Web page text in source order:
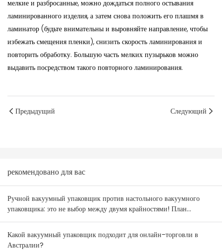
мелкие и разбросанные, можно дождаться полного остывания
ламинированного изделия, а затем снова положить его плашмя в
ламинатор (будьте внимательны и выровняйте направление, чтобы
избежать смещения пленки), снизить скорость ламинирования и
повторить обработку. Большую часть мелких пузырьков можно
выдавить посредством такого повторного ламинирования.
Предыдущий Следующий
рекомендовано для вас
Ручной вакуумный упаковщик против настольного вакуумного
упаковщика: это не выбор между двумя крайностями! План
комбинирования товаров для оптовиков Австралии и Новой
Зеландии.
Какой вакуумный упаковщик подходит для онлайн-торговли в
Австралии?